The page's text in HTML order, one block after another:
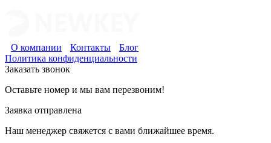
О компании Контакты
Блог
Политика конфиденциальности
Заказать звонок
Оставьте номер и мы вам перезвоним!
Заявка отправлена
Наш менеджер свяжется с вами ближайшее время.